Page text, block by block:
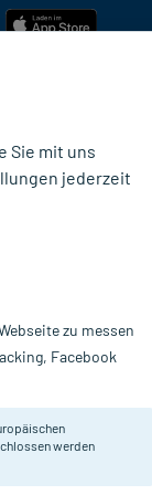
geeignet.
Sie mit uns
jederzeit
zu messen
Facebook
werden